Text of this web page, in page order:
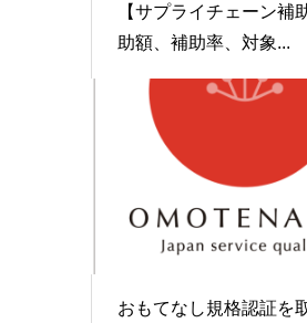
【サプライチェーン補
助額、補助率、対象...
おもてなし規格認証を